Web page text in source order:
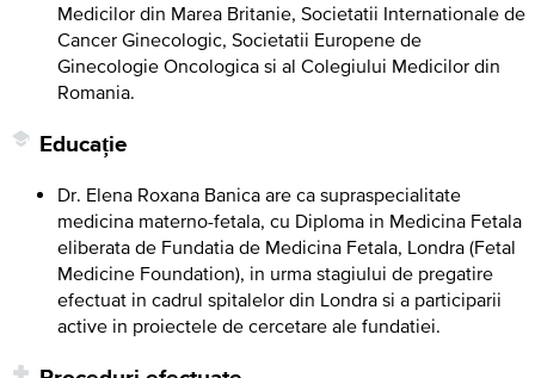
Medicilor din Marea Britanie, Societatii Internationale de
Cancer Ginecologic, Societatii Europene de
Ginecologie Oncologica si al Colegiului Medicilor din
Romania.
Educație
Dr. Elena Roxana Banica are ca supraspecialitate
medicina materno-fetala, cu Diploma in Medicina Fetala
eliberata de Fundatia de Medicina Fetala, Londra (Fetal
Medicine Foundation), in urma stagiului de pregatire
efectuat in cadrul spitalelor din Londra si a participarii
active in proiectele de cercetare ale fundatiei.